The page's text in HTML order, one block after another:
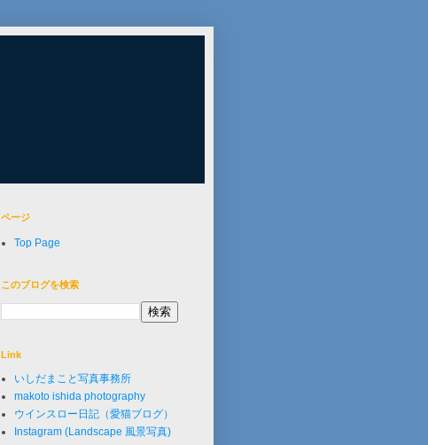
ページ
Top Page
このブログを検索
Link
いしだまこと写真事務所
makoto ishida photography
ウインスロー日記（愛猫ブログ）
Instagram (Landscape 風景写真)